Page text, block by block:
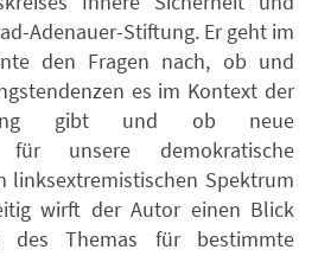
Adenauer-Stiftung. Er geht im
den Fragen nach, ob und
es im Kontext der
gibt und ob neue
für unsere demokratische
linksextremistischen Spektrum
wirft der Autor einen Blick
des Themas für bestimmte